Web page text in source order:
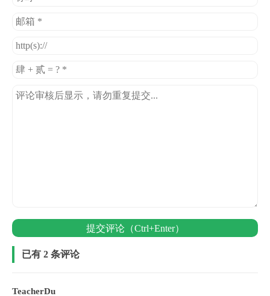
提交评论（Ctrl+Enter）
已有 2 条评论
TeacherDu